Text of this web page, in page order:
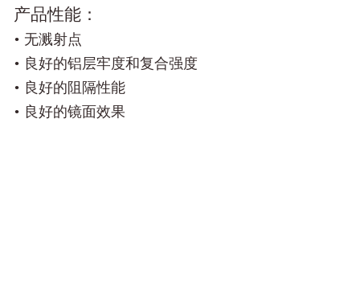
产品性能：
• 无溅射点
• 良好的铝层牢度和复合强度
• 良好的阻隔性能
• 良好的镜面效果